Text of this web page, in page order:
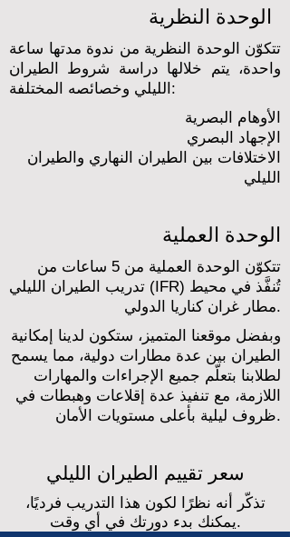
الوحدة النظرية
تتكوّن الوحدة النظرية من ندوة مدتها ساعة
واحدة، يتم خلالها دراسة شروط الطيران
الليلي وخصائصه المختلفة:
الأوهام البصرية
الإجهاد البصري
الاختلافات بين الطيران النهاري والطيران
الليلي
الوحدة العملية
تتكوّن الوحدة العملية من 5 ساعات من
تدريب الطيران الليلي (IFR) تُنفَّذ في محيط
مطار غران كناريا الدولي.
وبفضل موقعنا المتميز، ستكون لدينا إمكانية
الطيران بين عدة مطارات دولية، مما يسمح
لطلابنا بتعلّم جميع الإجراءات والمهارات
اللازمة، مع تنفيذ عدة إقلاعات وهبطات في
ظروف ليلية بأعلى مستويات الأمان.
سعر تقييم الطيران الليلي
تذكّر أنه نظرًا لكون هذا التدريب فرديًا،
يمكنك بدء دورتك في أي وقت.